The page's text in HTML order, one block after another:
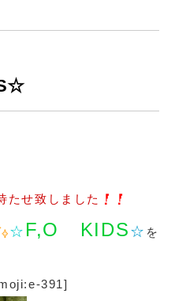
たせ致しました
☆ F,O KIDS ☆ を
391]